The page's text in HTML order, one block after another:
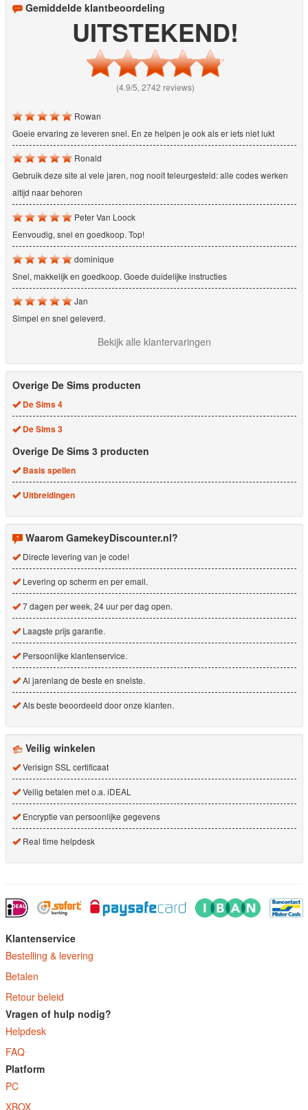
Gemiddelde klantbeoordeling
UITSTEKEND!
(4.9/5, 2742 reviews)
Rowan
Goeie ervaring ze leveren snel. En ze helpen je ook als er iets niet lukt
Ronald
Gebruik deze site al vele jaren, nog nooit teleurgesteld: alle codes werken
altijd naar behoren
Peter Van Loock
Eenvoudig, snel en goedkoop. Top!
dominique
Snel, makkelijk en goedkoop. Goede duidelijke instructies
Jan
Simpel en snel geleverd.
Bekijk alle klantervaringen
Overige De Sims producten
De Sims 4
De Sims 3
Overige De Sims 3 producten
Basis spellen
Uitbreidingen
Waarom GamekeyDiscounter.nl?
Directe levering van je code!
Levering op scherm en per email.
7 dagen per week, 24 uur per dag open.
Laagste prijs garantie.
Persoonlijke klantenservice.
Al jarenlang de beste en snelste.
Als beste beoordeeld door onze klanten.
Veilig winkelen
Verisign SSL certificaat
Veilig betalen met o.a. iDEAL
Encryptie van persoonlijke gegevens
Real time helpdesk
Klantenservice
Bestelling & levering
Betalen
Retour beleid
Vragen of hulp nodig?
Helpdesk
FAQ
Platform
PC
XBOX